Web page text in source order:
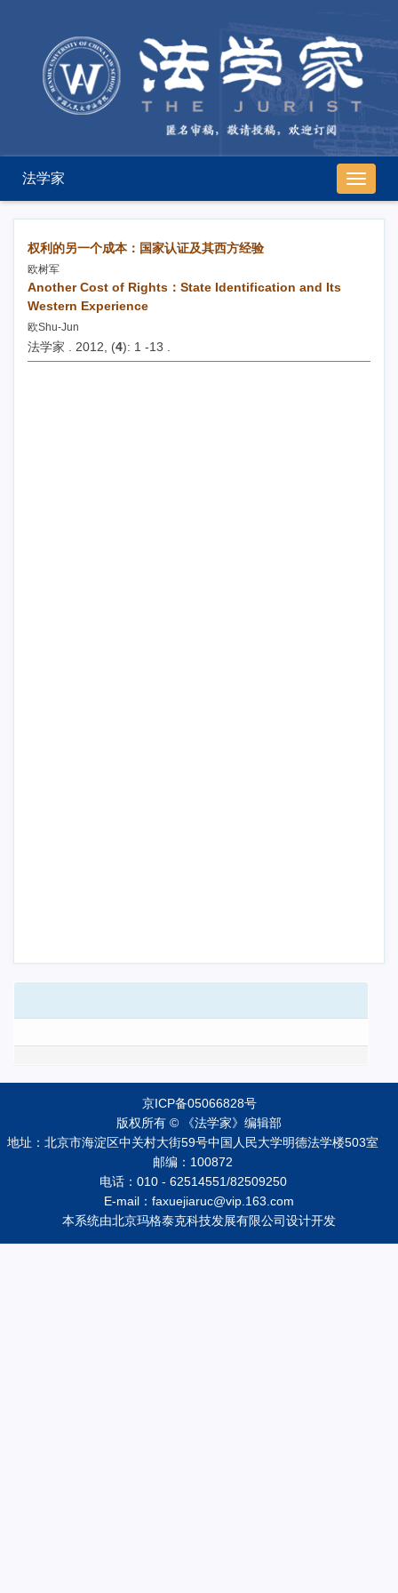
导
航
切
法学家
权利的另一个成本：国家认证及其西方经验
欧树军
Another Cost of Rights：State Identification and Its
Western Experience
欧Shu-Jun
法学家 . 2012, (4): 1 -13 .
京ICP备05066828号
版权所有 © 《法学家》编辑部
地址：北京市海淀区中关村大街59号中国人民大学明德法学楼503室
邮编：100872
电话：010 - 62514551/82509250
E-mail：faxuejiaruc@vip.163.com
本系统由北京玛格泰克科技发展有限公司设计开发